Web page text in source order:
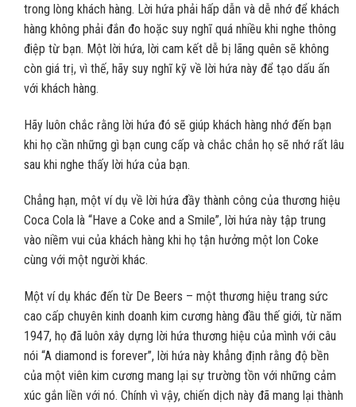
trong lòng khách hàng. Lời hứa phải hấp dẫn và dễ nhớ để khách
hàng không phải đắn đo hoặc suy nghĩ quá nhiều khi nghe thông
điệp từ bạn. Một lời hứa, lời cam kết dễ bị lãng quên sẽ không
còn giá trị, vì thế, hãy suy nghĩ kỹ về lời hứa này để tạo dấu ấn
với khách hàng.
Hãy luôn chắc rằng lời hứa đó sẽ giúp khách hàng nhớ đến bạn
khi họ cần những gì bạn cung cấp và chắc chắn họ sẽ nhớ rất lâu
sau khi nghe thấy lời hứa của bạn.
Chẳng hạn, một ví dụ về lời hứa đầy thành công của thương hiệu
Coca Cola là “Have a Coke and a Smile”, lời hứa này tập trung
vào niềm vui của khách hàng khi họ tận hưởng một lon Coke
cùng với một người khác.
Một ví dụ khác đến từ De Beers – một thương hiệu trang sức
cao cấp chuyên kinh doanh kim cương hàng đầu thế giới, từ năm
1947, họ đã luôn xây dựng lời hứa thương hiệu của mình với câu
nói “A diamond is forever”, lời hứa này khẳng định rằng độ bền
của một viên kim cương mang lại sự trường tồn với những cảm
xúc gắn liền với nó. Chính vì vậy, chiến dịch này đã mang lại thành